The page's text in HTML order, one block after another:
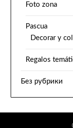
Foto zona
Pascua
Decorar y
Regalos
Без рубрики